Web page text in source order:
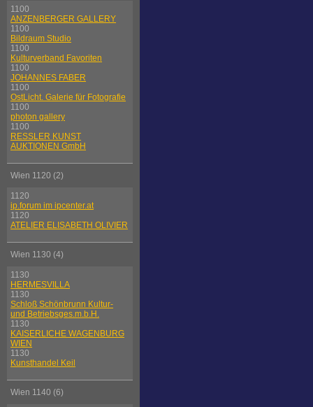
1100
ANZENBERGER GALLERY
1100
Bildraum Studio
1100
Kulturverband Favoriten
1100
JOHANNES FABER
1100
OstLicht. Galerie für Fotografie
1100
photon gallery
1100
RESSLER KUNST
AUKTIONEN GmbH
Wien 1120 (2)
1120
ip.forum im ipcenter.at
1120
ATELIER ELISABETH OLIVIER
Wien 1130 (4)
1130
HERMESVILLA
1130
Schloß Schönbrunn Kultur-
und Betriebsges.m.b.H.
1130
KAISERLICHE WAGENBURG
WIEN
1130
Kunsthandel Keil
Wien 1140 (6)